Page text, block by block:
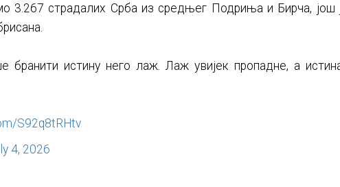
3.267 страдалих Срба из средњег Подриња и Бирча,
бранити истину него лаж. Лаж увијек пропадне, а
S92q8tRHtv
4, 2026